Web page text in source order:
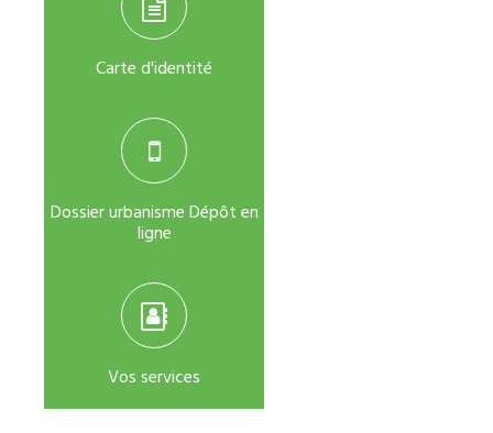
Carte d'identité
Dossier urbanisme Dépôt en
ligne
Vos services